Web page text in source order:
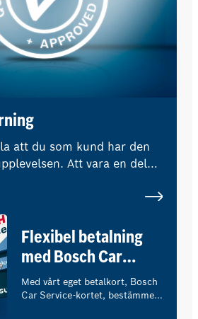
att du som kund har den
Att vara en del
regelbundet övervakar
och procedurer.
Flexibel betalning
med Bosch Car
Service-kortet
Med vårt eget betalkort, Bosch
Car Service-kortet, bestämmer